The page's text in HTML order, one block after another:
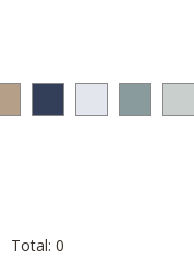
Total: 0